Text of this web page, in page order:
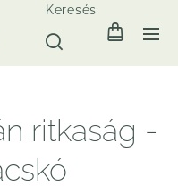
Keresés
ritkaság -